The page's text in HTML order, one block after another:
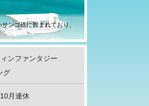
ンゴ礁に囲まれており、
ィンファンタジー
グ
10月連休